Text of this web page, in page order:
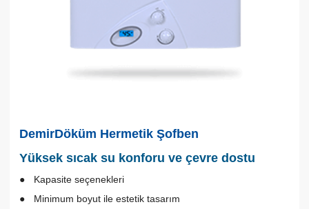
DemirDöküm Hermetik Şofben
Yüksek sıcak su konforu ve çevre dostu
Kapasite seçenekleri
Minimum boyut ile estetik tasarım